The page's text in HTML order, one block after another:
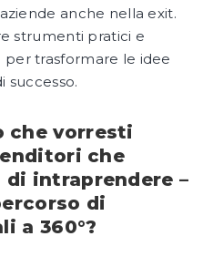
anche nella exit.
strumenti pratici e
trasformare le idee
successo.
che vorresti
che
intraprendere –
di
a 360°?